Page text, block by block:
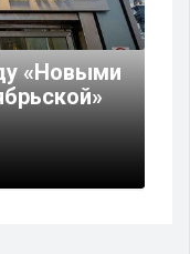
«Новыми